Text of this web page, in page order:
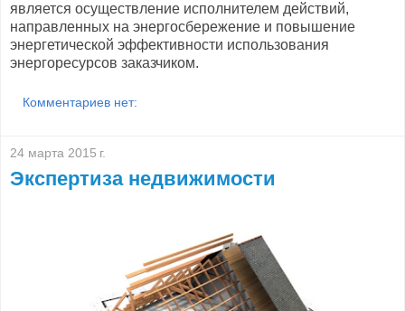
является осуществление исполнителем действий,
направленных на энергосбережение и повышение
энергетической эффективности использования
энергоресурсов заказчиком.
Комментариев нет:
24 марта 2015 г.
Экспертиза недвижимости